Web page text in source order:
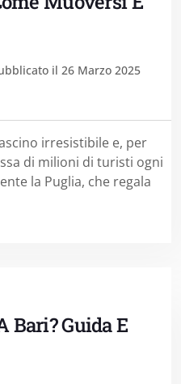
il 26 Marzo 2025
irresistibile e, per
di milioni di turisti ogni
la Puglia, che regala
Bari? Guida E